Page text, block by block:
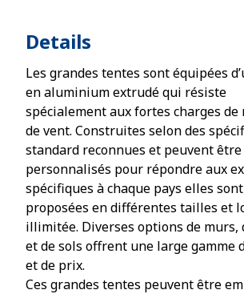
Details
Les grandes tentes sont équipées
en aluminium extrudé qui résiste
spécialement aux fortes charges de
de vent. Construites selon des
standard reconnues et peuvent être
personnalisés pour répondre aux
spécifiques à chaque pays elles sont
proposées en différentes tailles et
illimitée. Diverses options de murs,
et de sols offrent une large gamme
et de prix.
Ces grandes tentes peuvent être